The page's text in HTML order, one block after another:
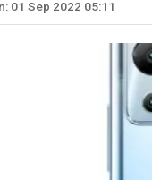
01 Sep 2022 05:11